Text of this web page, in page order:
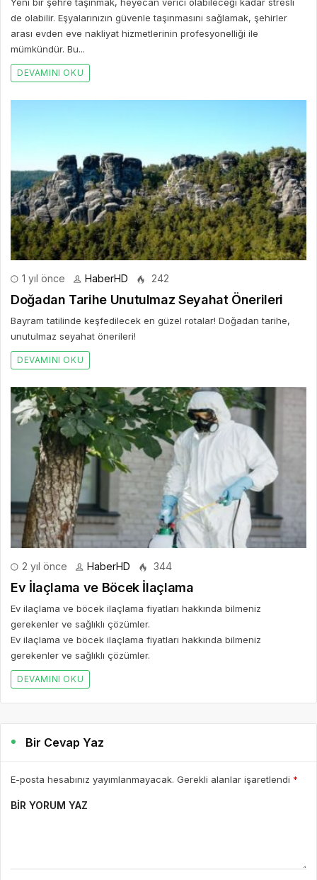
de olabilir. Eşyalarınızın güvenle taşınmasını sağlamak, şehirler
arası evden eve nakliyat hizmetlerinin profesyonelliği ile
mümkündür. Bu...
DEVAMINI OKU
1 yıl önce HaberHD 242
Doğadan Tarihe Unutulmaz Seyahat Önerileri
Bayram tatilinde keşfedilecek en güzel rotalar! Doğadan tarihe,
unutulmaz seyahat önerileri!
DEVAMINI OKU
2 yıl önce HaberHD 344
Ev İlaçlama ve Böcek İlaçlama
Ev ilaçlama ve böcek ilaçlama fiyatları hakkında bilmeniz
gerekenler ve sağlıklı çözümler.
Ev ilaçlama ve böcek ilaçlama fiyatları hakkında bilmeniz
gerekenler ve sağlıklı çözümler.
DEVAMINI OKU
Bir Cevap Yaz
E-posta hesabınız yayımlanmayacak. Gerekli alanlar işaretlendi *
BIR YORUM YAZ